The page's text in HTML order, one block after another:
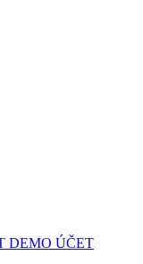
DEMO ÚČET